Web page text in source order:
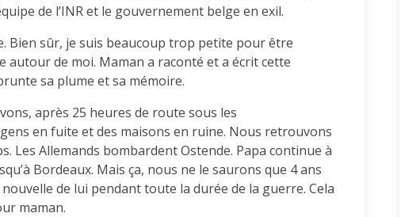
de l’INR et le gouvernement belge en exil.
Bien sûr, je suis beaucoup trop petite pour être
autour de moi. Maman a raconté et a écrit cette
sa plume et sa mémoire.
après 25 heures de route sous les
en fuite et des maisons en ruine. Nous retrouvons
Les Allemands bombardent Ostende. Papa continue à
Bordeaux. Mais ça, nous ne le saurons que 4 ans
de lui pendant toute la durée de la guerre. Cela
maman.